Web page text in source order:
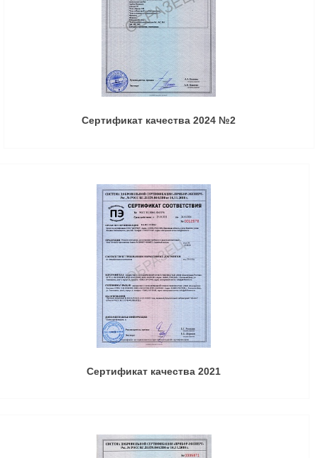
Сертификат качества 2024 №2
Сертификат качества 2021